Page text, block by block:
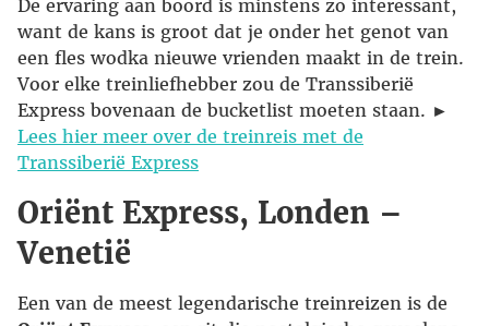
De ervaring aan boord is minstens zo interessant,
want de kans is groot dat je onder het genot van
een fles wodka nieuwe vrienden maakt in de trein.
Voor elke treinliefhebber zou de Transsiberië
Express bovenaan de bucketlist moeten staan. ►
Lees hier meer over de treinreis met de
Transsiberië Express
Oriënt Express, Londen –
Venetië
Een van de meest legendarische treinreizen is de